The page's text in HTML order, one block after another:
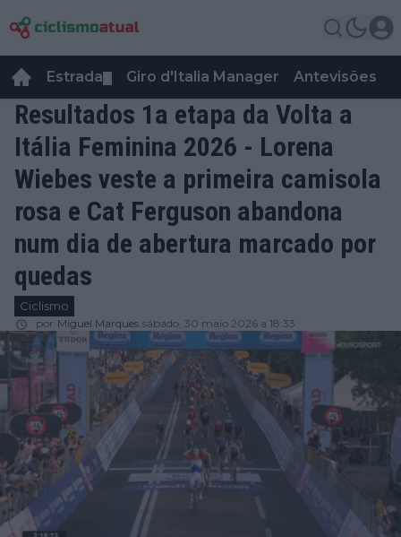
Estrada Giro d'Italia Manager Antevisões
Resultados 1a etapa da Volta a
Itália Feminina 2026 - Lorena
Wiebes veste a primeira camisola
rosa e Cat Ferguson abandona
num dia de abertura marcado por
quedas
Ciclismo
por Miguel Marques sábado, 30 maio 2026 a 18:33